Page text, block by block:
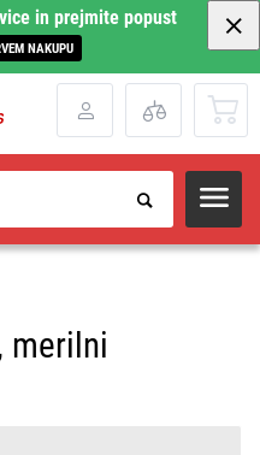
in prejmite popust
NAKUPU
merilni